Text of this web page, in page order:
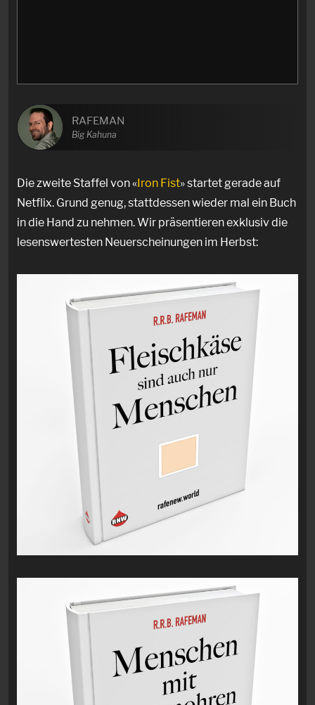
RAFEMAN
Big Kahuna
Die zweite Staffel von «Iron Fist» startet gerade auf
Netflix. Grund genug, stattdessen wieder mal ein Buch
in die Hand zu nehmen. Wir präsentieren exklusiv die
lesenswertesten Neuerscheinungen im Herbst: